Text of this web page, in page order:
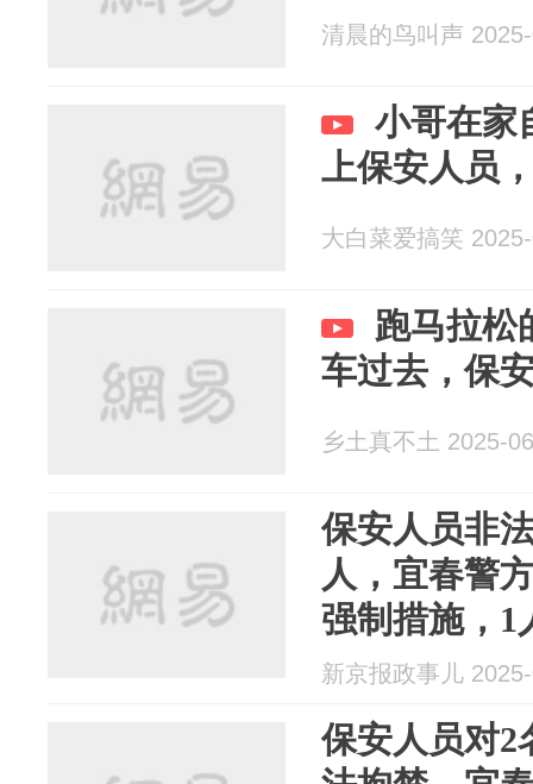
清晨的鸟叫声
小哥在家
上保安人员
大白菜爱搞笑
跑马拉松
车过去，保
乡土真不土 2025-
保安人员非
人，宜春警
强制措施，1
新京报政事儿
保安人员对2